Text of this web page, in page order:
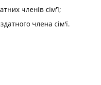
членів сім'ї;
члена сім'ї.